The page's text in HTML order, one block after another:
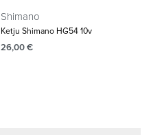
Shimano
Ketju Shimano HG54 10v
26,00€